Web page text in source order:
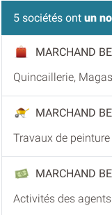
5 sociétés ont un
MARCHAND
Quincaillerie,
MARCHAND
Travaux de
MARCHAND
Activités des